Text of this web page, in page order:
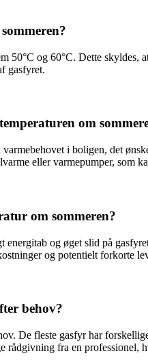
50°C og 60°C. Dette
gasfyret.
om
i boligen, det
eller varmepumper, som
om sommeren?
og øget slid på
og potentielt forkorte
behov?
De fleste gasfyr har
rådgivning fra en professionel,